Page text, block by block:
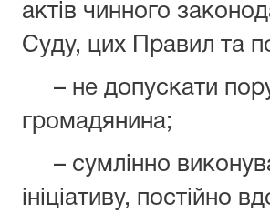
актів чинного
Суду, цих Правил та
– не допускати
громадянина;
– сумлінно
ініціативу, постійно